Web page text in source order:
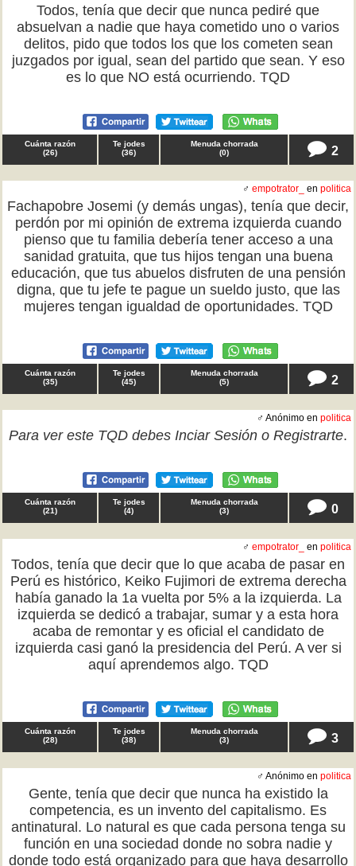
Todos, tenía que decir que nunca pediré que
absuelvan a nadie que haya cometido uno o varios
delitos, pido que todos los que los cometen sean
juzgados por igual, sean del partido que sean. Y eso
es lo que NO está ocurriendo. TQD
Cuánta razón
(26)
Te jodes
(36)
Menuda chorrada
(0) 2
♂ empotrator_ en politica
Fachapobre Josemi (y demás ungas), tenía que decir,
perdón por mi opinión de extrema izquierda cuando
pienso que tu familia debería tener acceso a una
sanidad gratuita, que tus hijos tengan una buena
educación, que tus abuelos disfruten de una pensión
digna, que tu jefe te pague un sueldo justo, que las
mujeres tengan igualdad de oportunidades. TQD
Cuánta razón
(35)
Te jodes
(45)
Menuda chorrada
(5) 2
♂ Anónimo en politica
Para ver este TQD debes Inciar Sesión o Registrarte.
Cuánta razón
(21)
Te jodes
(4)
Menuda chorrada
(3) 0
♂ empotrator_ en politica
Todos, tenía que decir que lo que acaba de pasar en
Perú es histórico, Keiko Fujimori de extrema derecha
había ganado la 1a vuelta por 5% a la izquierda. La
izquierda se dedicó a trabajar, sumar y a esta hora
acaba de remontar y es oficial el candidato de
izquierda casi ganó la presidencia del Perú. A ver si
aquí aprendemos algo. TQD
Cuánta razón
(28)
Te jodes
(38)
Menuda chorrada
(3) 3
♂ Anónimo en politica
Gente, tenía que decir que nunca ha existido la
competencia, es un invento del capitalismo. Es
antinatural. Lo natural es que cada persona tenga su
función en una sociedad donde no sobra nadie y
donde todo está organizado para que haya desarrollo